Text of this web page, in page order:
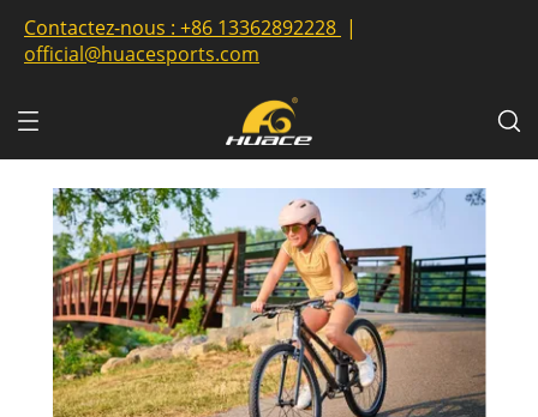
Contactez-nous : +86 13362892228 |
official@huacesports.com